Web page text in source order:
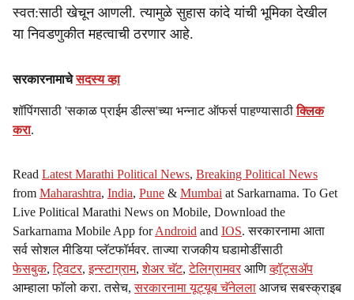
स्वत:साठी खेचून आणली. त्यामुळे सुहास कांदे यांची भूमिका देखील
या निवडणुकीत महत्वाची ठरणार आहे.
सरकारनामाचेसदस्य व्हा
शॉपिंगसाठी 'सकाळ प्राईम डील्स'च्या भन्नाट ऑफर्स पाहण्यासाठीक्लिक
करा.
Read Latest Marathi Political News, Breaking Political News
from Maharashtra, India, Pune & Mumbai at Sarkarnama. To Get
Live Political Marathi News on Mobile, Download the
Sarkarnama Mobile App forAndroid and IOS. सरकारनामा आता
सर्व सोशल मीडिया प्लॅटफॉर्मवर. ताज्या राजकीय घडामोडींसाठी
फेसबुक,ट्विटर,इन्स्टाग्राम,शेअर चॅट,टेलिग्रामवर आणिव्हॉट्सॲप
आम्हाला फॉलो करा. तसेच,सरकारनामा यूट्यूब चॅनेलला आजच सबस्क्राइब